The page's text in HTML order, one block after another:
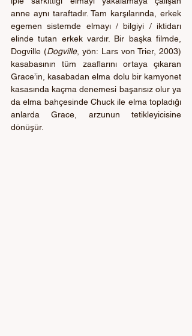
anne aynı taraftadır. Tam karşılarında, erkek
egemen sistemde elmayı / bilgiyi / iktidarı
elinde tutan erkek vardır. Bir başka filmde,
Dogville (Dogville, yön: Lars von Trier, 2003)
kasabasının tüm zaaflarını ortaya çıkaran
Grace’in, kasabadan elma dolu bir kamyonet
kasasında kaçma denemesi başarısız olur ya
da elma bahçesinde Chuck ile elma topladığı
anlarda Grace, arzunun tetikleyicisine
dönüşür.